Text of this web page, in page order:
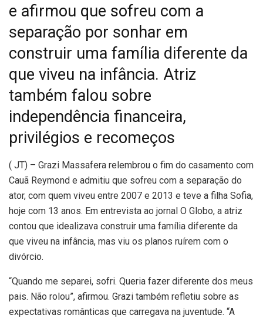
e afirmou que sofreu com a
separação por sonhar em
construir uma família diferente da
que viveu na infância. Atriz
também falou sobre
independência financeira,
privilégios e recomeços
( JT) – Grazi Massafera relembrou o fim do casamento com
Cauã Reymond e admitiu que sofreu com a separação do
ator, com quem viveu entre 2007 e 2013 e teve a filha Sofia,
hoje com 13 anos. Em entrevista ao jornal O Globo, a atriz
contou que idealizava construir uma família diferente da
que viveu na infância, mas viu os planos ruírem com o
divórcio.
“Quando me separei, sofri. Queria fazer diferente dos meus
pais. Não rolou”, afirmou. Grazi também refletiu sobre as
expectativas românticas que carregava na juventude. “A